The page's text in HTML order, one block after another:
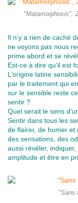
"Matamorphosis",
Il n’y a rien de caché
ne voyons pas nous
prime abord et se
Est-ce à dire qu’il est
L’origine latine
par le traitement qui
sur le sensible reste
sentir ?
Quel serait le sens
Sentir dans tous les
de flairer, de humer et
des sensations, des
aussi révéler, indiquer,
amplitude et être en
"Sans